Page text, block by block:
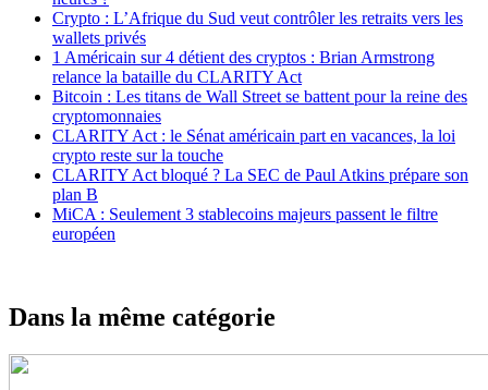
Crypto : L’Afrique du Sud veut contrôler les retraits vers les
wallets privés
1 Américain sur 4 détient des cryptos : Brian Armstrong
relance la bataille du CLARITY Act
Bitcoin : Les titans de Wall Street se battent pour la reine des
cryptomonnaies
CLARITY Act : le Sénat américain part en vacances, la loi
crypto reste sur la touche
CLARITY Act bloqué ? La SEC de Paul Atkins prépare son
plan B
MiCA : Seulement 3 stablecoins majeurs passent le filtre
européen
Dans la même catégorie